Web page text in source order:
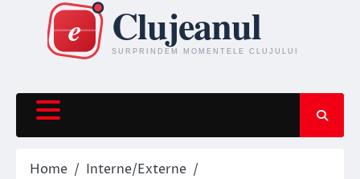
content
Home
Interne/Externe